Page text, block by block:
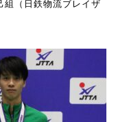
組（日鉄物流ブレイザ